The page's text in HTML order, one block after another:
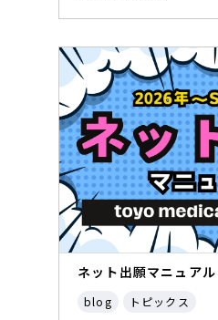
ネット出願マニュアル
blog
トピックス